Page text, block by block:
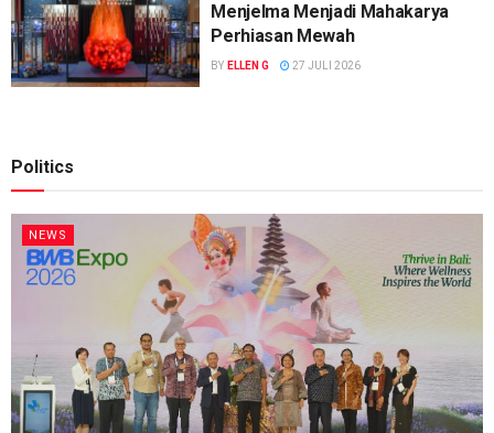
Menjelma Menjadi Mahakarya
Perhiasan Mewah
BY ELLEN G 27 JULI 2026
Politics
NEWS